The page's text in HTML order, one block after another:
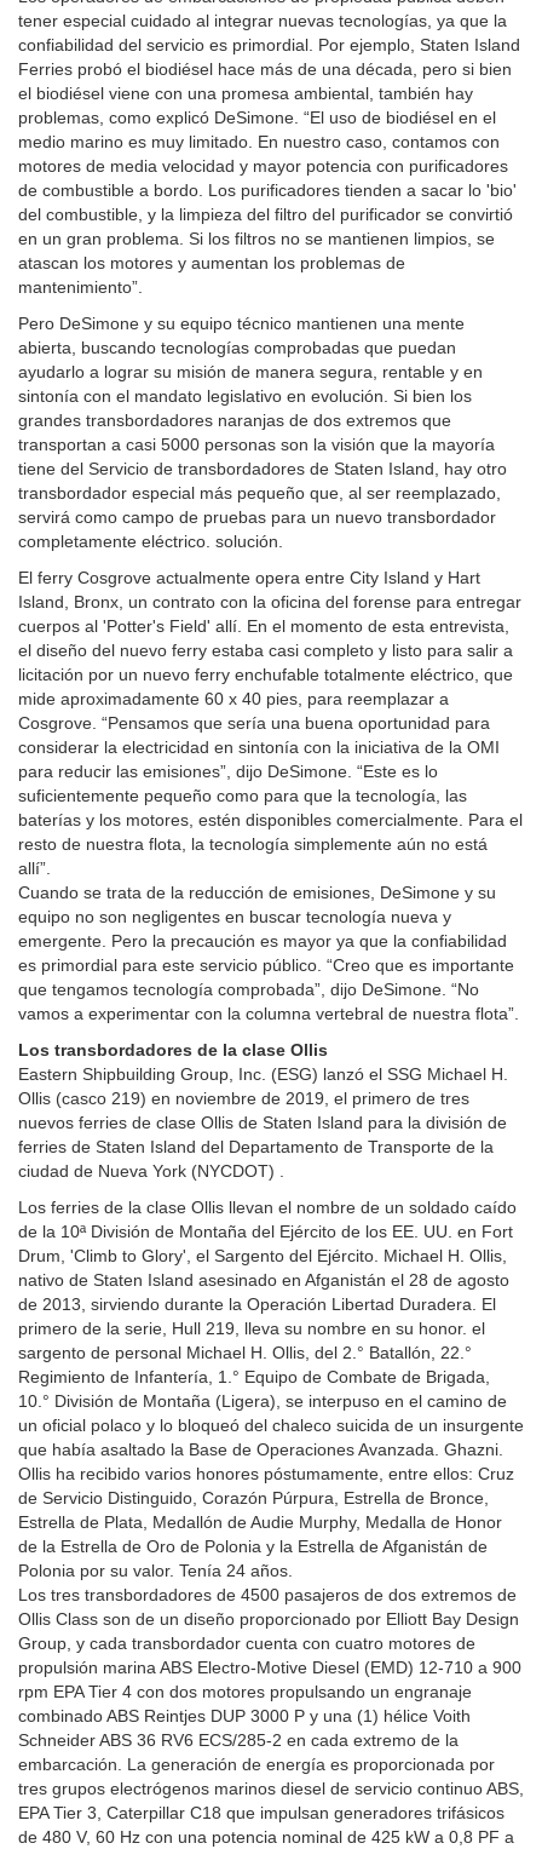
tener especial cuidado al integrar nuevas tecnologías, ya que la
confiabilidad del servicio es primordial. Por ejemplo, Staten Island
Ferries probó el biodiésel hace más de una década, pero si bien
el biodiésel viene con una promesa ambiental, también hay
problemas, como explicó DeSimone. “El uso de biodiésel en el
medio marino es muy limitado. En nuestro caso, contamos con
motores de media velocidad y mayor potencia con purificadores
de combustible a bordo. Los purificadores tienden a sacar lo 'bio'
del combustible, y la limpieza del filtro del purificador se convirtió
en un gran problema. Si los filtros no se mantienen limpios, se
atascan los motores y aumentan los problemas de
mantenimiento”.
Pero DeSimone y su equipo técnico mantienen una mente
abierta, buscando tecnologías comprobadas que puedan
ayudarlo a lograr su misión de manera segura, rentable y en
sintonía con el mandato legislativo en evolución. Si bien los
grandes transbordadores naranjas de dos extremos que
transportan a casi 5000 personas son la visión que la mayoría
tiene del Servicio de transbordadores de Staten Island, hay otro
transbordador especial más pequeño que, al ser reemplazado,
servirá como campo de pruebas para un nuevo transbordador
completamente eléctrico. solución.
El ferry Cosgrove actualmente opera entre City Island y Hart
Island, Bronx, un contrato con la oficina del forense para entregar
cuerpos al 'Potter's Field' allí. En el momento de esta entrevista,
el diseño del nuevo ferry estaba casi completo y listo para salir a
licitación por un nuevo ferry enchufable totalmente eléctrico, que
mide aproximadamente 60 x 40 pies, para reemplazar a
Cosgrove. “Pensamos que sería una buena oportunidad para
considerar la electricidad en sintonía con la iniciativa de la OMI
para reducir las emisiones”, dijo DeSimone. “Este es lo
suficientemente pequeño como para que la tecnología, las
baterías y los motores, estén disponibles comercialmente. Para el
resto de nuestra flota, la tecnología simplemente aún no está
allí”.
Cuando se trata de la reducción de emisiones, DeSimone y su
equipo no son negligentes en buscar tecnología nueva y
emergente. Pero la precaución es mayor ya que la confiabilidad
es primordial para este servicio público. “Creo que es importante
que tengamos tecnología comprobada”, dijo DeSimone. “No
vamos a experimentar con la columna vertebral de nuestra flota”.
Los transbordadores de la clase Ollis
Eastern Shipbuilding Group, Inc. (ESG) lanzó el SSG Michael H.
Ollis (casco 219) en noviembre de 2019, el primero de tres
nuevos ferries de clase Ollis de Staten Island para la división de
ferries de Staten Island del Departamento de Transporte de la
ciudad de Nueva York (NYCDOT) .
Los ferries de la clase Ollis llevan el nombre de un soldado caído
de la 10ª División de Montaña del Ejército de los EE. UU. en Fort
Drum, 'Climb to Glory', el Sargento del Ejército. Michael H. Ollis,
nativo de Staten Island asesinado en Afganistán el 28 de agosto
de 2013, sirviendo durante la Operación Libertad Duradera. El
primero de la serie, Hull 219, lleva su nombre en su honor. el
sargento de personal Michael H. Ollis, del 2.° Batallón, 22.°
Regimiento de Infantería, 1.° Equipo de Combate de Brigada,
10.° División de Montaña (Ligera), se interpuso en el camino de
un oficial polaco y lo bloqueó del chaleco suicida de un insurgente
que había asaltado la Base de Operaciones Avanzada. Ghazni.
Ollis ha recibido varios honores póstumamente, entre ellos: Cruz
de Servicio Distinguido, Corazón Púrpura, Estrella de Bronce,
Estrella de Plata, Medallón de Audie Murphy, Medalla de Honor
de la Estrella de Oro de Polonia y la Estrella de Afganistán de
Polonia por su valor. Tenía 24 años.
Los tres transbordadores de 4500 pasajeros de dos extremos de
Ollis Class son de un diseño proporcionado por Elliott Bay Design
Group, y cada transbordador cuenta con cuatro motores de
propulsión marina ABS Electro-Motive Diesel (EMD) 12-710 a 900
rpm EPA Tier 4 con dos motores propulsando un engranaje
combinado ABS Reintjes DUP 3000 P y una (1) hélice Voith
Schneider ABS 36 RV6 ECS/285-2 en cada extremo de la
embarcación. La generación de energía es proporcionada por
tres grupos electrógenos marinos diesel de servicio continuo ABS,
EPA Tier 3, Caterpillar C18 que impulsan generadores trifásicos
de 480 V, 60 Hz con una potencia nominal de 425 kW a 0,8 PF a